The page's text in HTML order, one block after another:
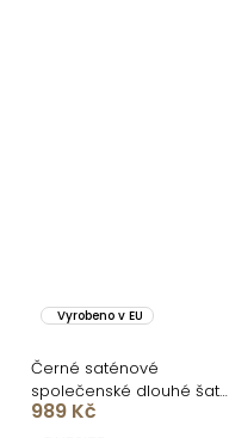
Vyrobeno v EU
Černé saténové
společenské dlouhé šaty
CELESTIA s vlečkou
989 Kč